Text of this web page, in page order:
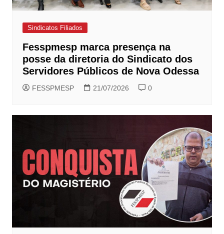
Sindicatos Filiados
Fesspmesp marca presença na
posse da diretoria do Sindicato dos
Servidores Públicos de Nova Odessa
FESSPMESP 21/07/2026 0